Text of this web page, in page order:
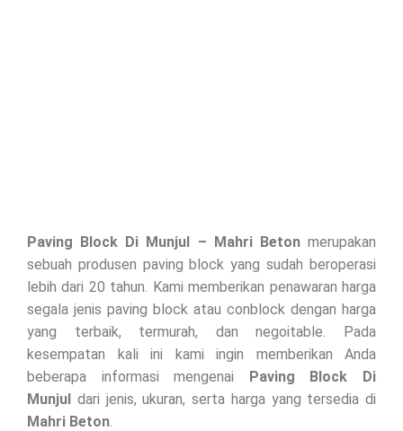
Paving Block Di Munjul – Mahri Betonmerupakan
sebuah produsen paving block yang sudah beroperasi
lebih dari 20 tahun. Kami memberikan penawaran harga
segala jenis paving block atau conblock dengan harga
yang terbaik, termurah, dan negoitable. Pada
kesempatan kali ini kami ingin memberikan Anda
beberapa informasi mengenai Paving Block Di
Munjul dari jenis, ukuran, serta harga yang tersedia di
Mahri Beton.